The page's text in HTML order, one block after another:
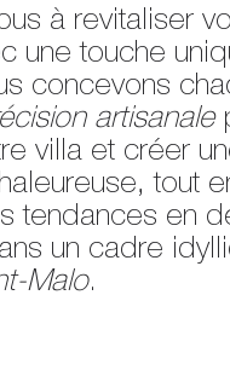
à revitaliser
une touche
concevons
artisanale
villa et créer
tout
tendances en
un cadre
Malo.